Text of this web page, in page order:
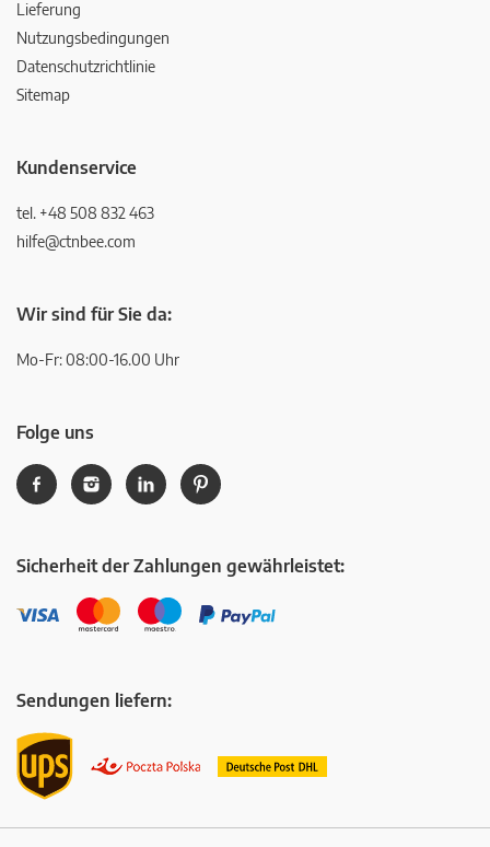
Lieferung
Nutzungsbedingungen
Datenschutzrichtlinie
Sitemap
Kundenservice
tel. +48 508 832 463
hilfe@ctnbee.com
Wir sind für Sie da:
Mo-Fr: 08:00-16.00 Uhr
Folge uns
Sicherheit der Zahlungen gewährleistet:
Sendungen liefern: